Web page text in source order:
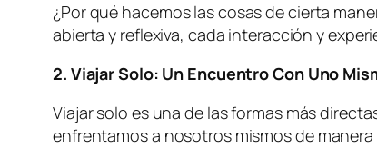
¿Por qué hacemos las cosas de cierta
abierta y reflexiva, cada interacción y
2. Viajar Solo: Un Encuentro Con Uno
Viajar solo es una de las formas más
enfrentamos a nosotros mismos de